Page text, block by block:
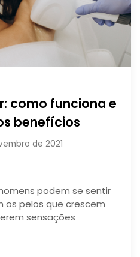
como funciona e
benefícios
de 2021
podem se sentir
os pelos que crescem
sensações